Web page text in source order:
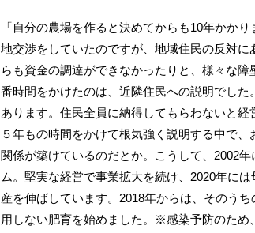
「自分の農場を作ると決めてからも10年かか
地交渉をしていたのですが、地域住民の反対
らも資金の調達ができなかったりと、様々な
番時間をかけたのは、近隣住民への説明でし
あります。住民全員に納得してもらわないと経
５年もの時間をかけて根気強く説明する中で
関係が築けているのだとか。こうして、2002
ム。堅実な経営で事業拡大を続け、2020年に
産を伸ばしています。2018年からは、そのう
用しない肥育を始めました。※感染予防のため